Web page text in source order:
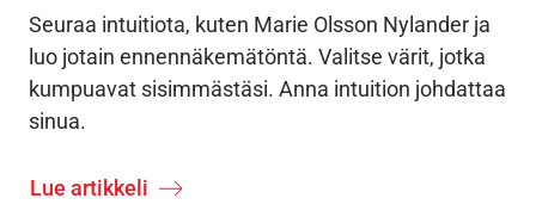
Seuraa intuitiota, kuten Marie Olsson Nylander ja
luo jotain ennennäkemätöntä. Valitse värit, jotka
kumpuavat sisimmästäsi. Anna intuition johdattaa
sinua.
Lue artikkeli